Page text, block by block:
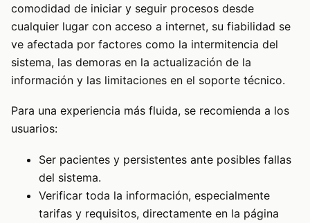
comodidad de iniciar y seguir procesos desde
cualquier lugar con acceso a internet, su fiabilidad se
ve afectada por factores como la intermitencia del
sistema, las demoras en la actualización de la
información y las limitaciones en el soporte técnico.
Para una experiencia más fluida, se recomienda a los
usuarios:
Ser pacientes y persistentes ante posibles fallas
del sistema.
Verificar toda la información, especialmente
tarifas y requisitos, directamente en la página